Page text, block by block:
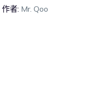
作者: Mr. Qoo